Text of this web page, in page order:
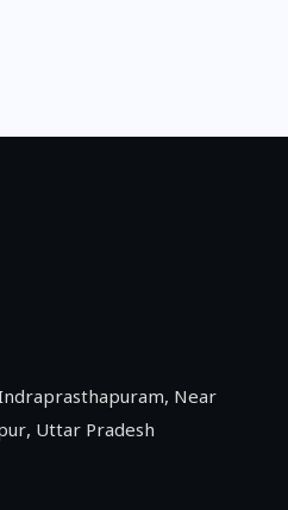
का लक, डेवलपमेंट का
Near
Uttar Pradesh